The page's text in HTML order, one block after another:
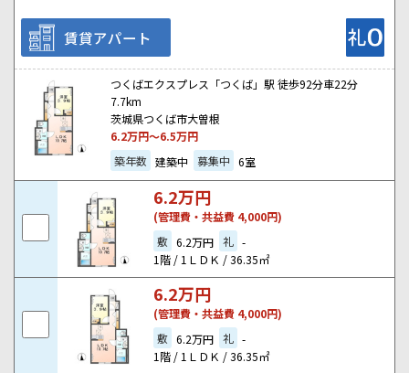
賃貸アパート
つくばエクスプレス「つくば」駅 徒歩92分車22分
7.7km
茨城県つくば市大曽根
6.2万円～6.5万円
築年数 建築中 募集中 6室
6.2万円
(管理費・共益費 4,000円)
敷 6.2万円 礼 -
1階 / 1ＬＤＫ / 36.35㎡
6.2万円
(管理費・共益費 4,000円)
敷 6.2万円 礼 -
1階 / 1ＬＤＫ / 36.35㎡